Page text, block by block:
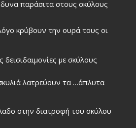
παράσιτα στους σκύλους
κρύβουν την ουρά τους οι
δεισιδαιμονίες με σκύλους
λατρεύουν τα …άπλυτα
στην διατροφή του σκύλου